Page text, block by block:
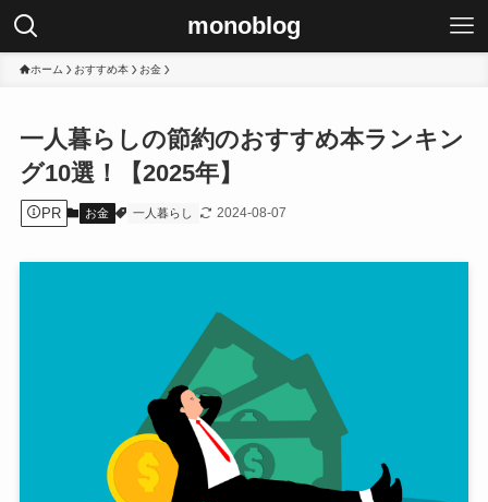
monoblog
ホーム おすすめ本 お金
一人暮らしの節約のおすすめ本ランキン
グ10選！【2025年】
PR お金 一人暮らし 2024-08-07